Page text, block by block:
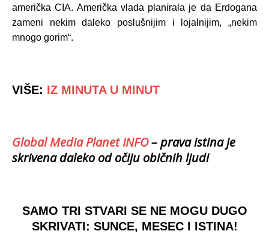
američka CIA. Američka vlada planirala je da Erdogana
zameni nekim daleko poslušnijim i lojalnijim, „nekim
mnogo gorim“.
VIŠE: IZ MINUTA U MINUT
Global Media Planet INFO– prava istina je
skrivena daleko od očiju običnih ljudi
SAMO TRI STVARI SE NE MOGU DUGO
SKRIVATI: SUNCE, MESEC I ISTINA!